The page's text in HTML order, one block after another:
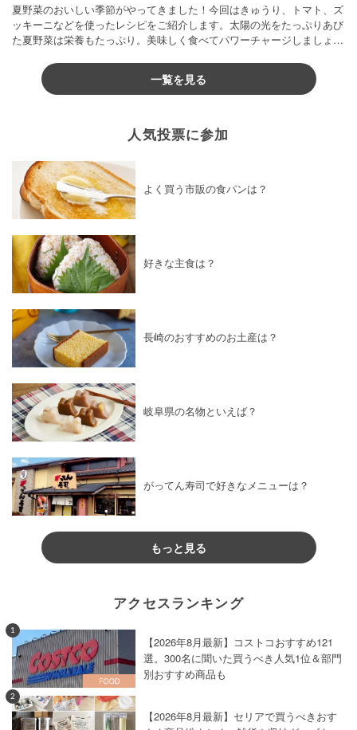
夏野菜のおいしい季節がやってきました！今回はきゅうり、トマト、ズ
ッキーニなどを使ったレシピをご紹介します。太陽の光をたっぷりあび
た夏野菜は栄養もたっぷり。美味しく食べてパワーチャージしましょう
一覧を見る
人気投票に参加
よく買う市販の食パンは？
好きな主食は？
長崎のおすすめのお土産は？
岐阜県の名物といえば？
がってん寿司で好きなメニューは？
もっと見る
アクセスランキング
1
【2026年8月最新】コストコおすすめ121
選。300名に聞いた買うべき人気1位＆部門
別おすすめ商品も
2
【2026年8月最新】セリアで買うべきおす